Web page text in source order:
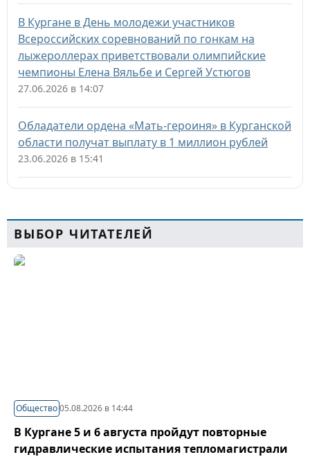
В Кургане в День молодежи участников
Всероссийских соревнований по гонкам на
лыжероллерах приветствовали олимпийские
чемпионы Елена Вяльбе и Сергей Устюгов
27.06.2026 в 14:07
Обладатели ордена «Мать-героиня» в Курганской
области получат выплату в 1 миллион рублей
23.06.2026 в 15:41
ВЫБОР ЧИТАТЕЛЕЙ
Общество05.08.2026 в 14:44
В Кургане 5 и 6 августа пройдут повторные
гидравлические испытания тепломагистрали